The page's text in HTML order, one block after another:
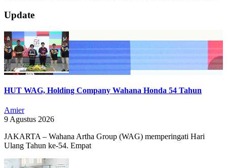
2019-
08-
10
Update
HUT WAG, Holding Company Wahana Honda 54 Tahun
Amier
9 Agustus 2026
JAKARTA – Wahana Artha Group (WAG) memperingati Hari
Ulang Tahun ke-54. Empat